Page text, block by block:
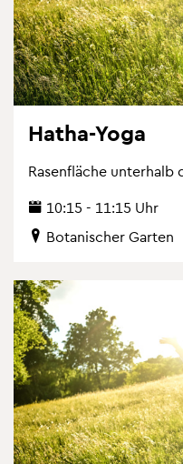
Hatha-Yoga
Ra­sen­flä­che un­ter­halb
10:15 - 11:15 Uhr
Bo­ta­ni­scher Gar­ten